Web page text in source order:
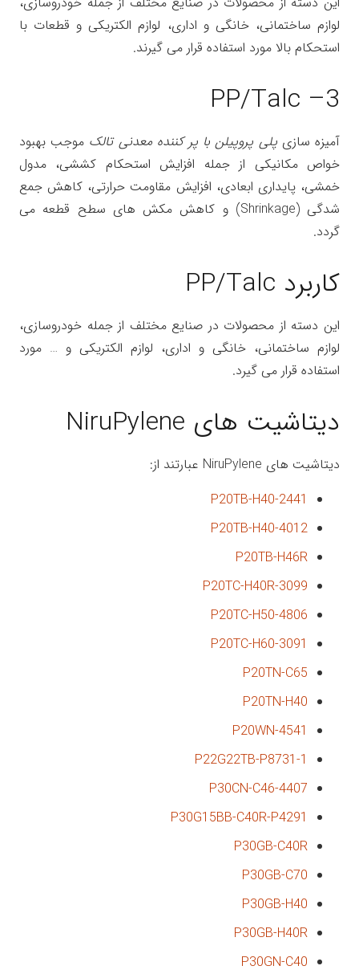
لوازم ساختمانی، خانگی و اداری، لوازم الکتریکی و قطعات با
استحکام بالا مورد استفاده قرار می گیرند.
3– PP/Talc
آمیزه سازیپلی پروپیلن با پر کننده معدنی تالک موجب بهبود
خواص مکانیکی از جمله افزایش استحکام کششی، مدول
خمشی، پایداری ابعادی، افزایش مقاومت حرارتی، کاهش جمع
شدگی (Shrinkage) و کاهش مکش های سطح قطعه می
گردد.
کاربرد PP/Talc
این دسته از محصولات در صنایع مختلف از جمله خودروسازی،
لوازم ساختمانی، خانگی و اداری، لوازم الکتریکی و … مورد
استفاده قرار می گیرد.
دیتاشیت های NiruPylene
دیتاشیت های NiruPylene عبارتند از:
P20TB-H40-2441
P20TB-H40-4012
P20TB-H46R
P20TC-H40R-3099
P20TC-H50-4806
P20TC-H60-3091
P20TN-C65
P20TN-H40
P20WN-4541
P22G22TB-P8731-1
P30CN-C46-4407
P30G15BB-C40R-P4291
P30GB-C40R
P30GB-C70
P30GB-H40
P30GB-H40R
P30GN-C40